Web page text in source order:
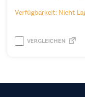
Verfügbarkeit: Nicht
VERGLEICHEN